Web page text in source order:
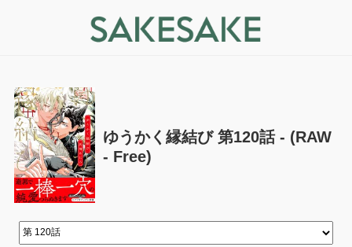
ゆうかく縁結び 第120話 - (RAW
- Free)